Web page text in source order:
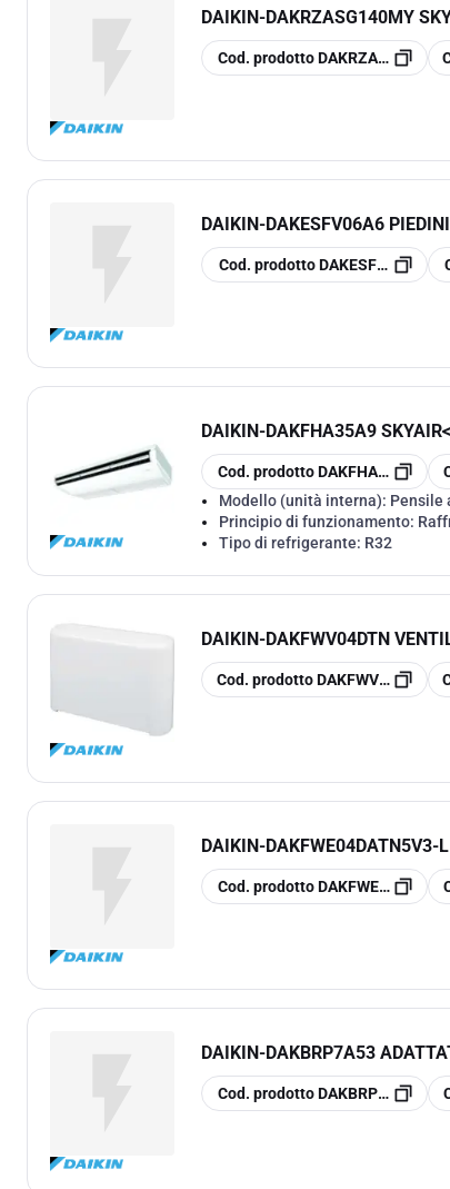
DAIKIN-DAKRZASG140MY
copia
Cod. prodottoDAKRZASG140MY
DAIKIN-DAKESFV06A6
copiaCod. prodottoDAKESFV06A6
DAIKIN-DAKFHA35A9
copia
Cod. prodottoDAKFHA35A9
Modello (unità interna): Pensile
Principio di funzionamento:
Tipo di refrigerante: R32
DAIKIN-DAKFWV04DTN
copia
Cod. prodottoDAKFWV04DTN
DAIKIN-DAKFWE04DATN5V3-
copia
Cod. prodotto
DAIKIN-DAKBRP7A53
copia
Cod. prodottoDAKBRP7A53